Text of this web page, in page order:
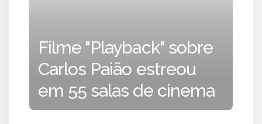
Filme "Playback" sobre
Carlos Paião estreou
em 55 salas de cinema